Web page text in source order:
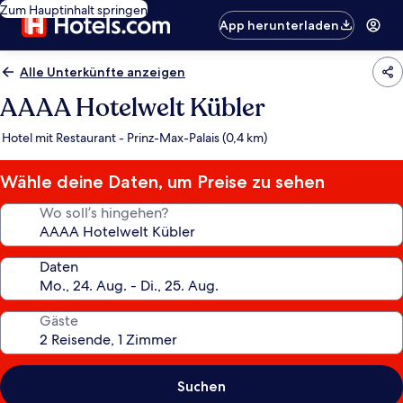
Zum Hauptinhalt springen
App herunterladen
Alle Unterkünfte anzeigen
AAAA Hotelwelt Kübler
Hotel mit Restaurant - Prinz-Max-Palais (0,4 km)
Wähle deine Daten, um Preise zu sehen
Wo soll’s hingehen?
Daten
Gäste
Suchen